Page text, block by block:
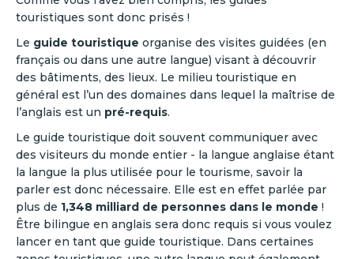
touristiques sont donc prisés !
Le guide touristique organise des visites guidées (en
français ou dans une autre langue) visant à découvrir
des bâtiments, des lieux. Le milieu touristique en
général est l’un des domaines dans lequel la maîtrise de
l’anglais est un pré-requis.
Le guide touristique doit souvent communiquer avec
des visiteurs du monde entier - la langue anglaise étant
la langue la plus utilisée pour le tourisme, savoir la
parler est donc nécessaire. Elle est en effet parlée par
plus de 1,348 milliard de personnes dans le monde !
Être bilingue en anglais sera donc requis si vous voulez
lancer en tant que guide touristique. Dans certaines